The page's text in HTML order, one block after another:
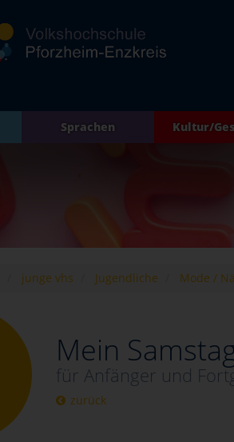
Sprachen Kultur/
junge vhs Jugendliche Mode /
Mein
für Anfänger und
zurück